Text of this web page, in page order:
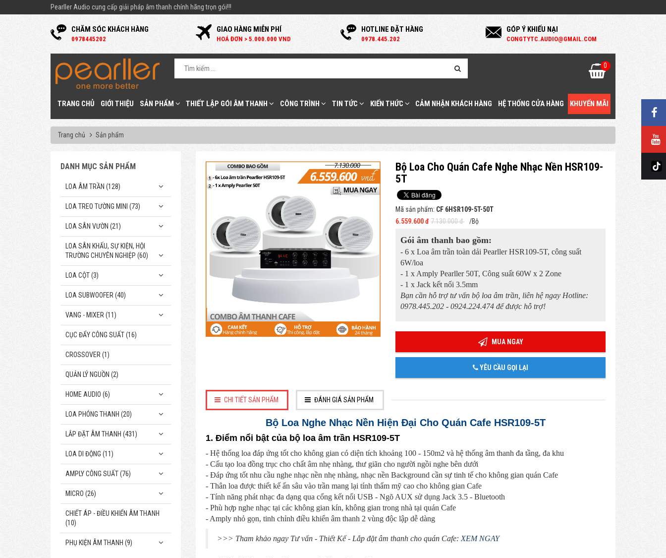
Pearller Audio cung cấp giải pháp âm thanh chính hãng trọn gói!!!
CHĂM SÓC KHÁCH HÀNG
0978445202
GIAO HÀNG MIỄN PHÍ
HOÁ ĐƠN > 5.000.000 VND
HOTLINE ĐẶT HÀNG
0978.445.202
GÓP Ý KHIẾU NẠI
CONGTYTC.AUDIO@GMAIL.COM
0
TRANG CHỦ GIỚI THIỆU SẢN PHẨM THIẾT LẬP GÓI ÂM THANH CÔNG TRÌNH TIN TỨC KIẾN THỨC CẢM NHẬN KHÁCH HÀNG HỆ THỐNG CỬA HÀNG KHUYẾN MÃI
Trang chủ Sản phẩm
Bộ Loa Cho Quán Cafe Nghe Nhạc Nền HSR109-
5T
Mã sản phẩm: CF 6HSR109-5T-50T
6.559.600 đ 7.130.000 đ /Bộ
Gói âm thanh bao gồm:
- 6 x Loa âm trần toàn dải Pearller HSR109-5T, công suất
6W/loa
- 1 x Amply Pearller 50T, Công suất 60W x 2 Zone
- 1 x Jack kết nối 3.5mm
Bạn cần hỗ trợ tư vấn bộ loa âm trần, liên hệ ngay Hotline:
0978.445.202 - 0924.224.474 để được hỗ trợ!
MUA NGAY
YÊU CẦU GỌI LẠI
CHI TIẾT SẢN PHẨM ĐÁNH GIÁ SẢN PHẨM
Bộ Loa Nghe Nhạc Nền Hiện Đại Cho Quán Cafe HSR109-5T
1. Điểm nổi bật của bộ loa âm trần HSR109-5T
- Hệ thống loa đáp ứng tốt cho không gian có diện tích khoảng 100 - 150m2 và hệ thống âm thanh đa tầng, đa khu
- Cấu tạo loa đồng trục cho chất âm nhẹ nhàng, thư giãn cho người ngồi nghe bên dưới
- Đáp ứng tốt nhu cầu nghe nhạc nền nhẹ nhàng, nhạc nền Background cần sự tinh tế cho không gian quán Cafe
- Thân loa được thiết kế ẩn sâu vào trần mang lại tính thẩm mỹ cao cho không gian Cafe
- Tính năng phát nhạc đa dạng qua cổng kết nối USB - Ngõ AUX sử dụng Jack 3.5 - Bluetooth
- Phù hợp nghe nhạc tại các không gian kín, không gian trong nhà tại quán Cafe
- Amply nhỏ gọn, tinh chỉnh điều khiển âm thanh 2 vùng độc lập dễ dàng
>>> Tham khảo ngay Tư vấn - Thiết Kế - Lắp đặt âm thanh cho quán Cafe: XEM NGAY
DANH MỤC SẢN PHẨM
LOA ÂM TRẦN (128)
LOA TREO TƯỜNG MINI (73)
LOA SÂN VƯỜN (21)
LOA SÂN KHẤU, SỰ KIỆN, HỘI
TRƯỜNG CHUYÊN NGHIỆP (60)
LOA CỘT (3)
LOA SUBWOOFER (40)
VANG - MIXER (11)
CỤC ĐẨY CÔNG SUẤT (16)
CROSSOVER (1)
QUẢN LÝ NGUỒN (2)
HOME AUDIO (6)
LOA PHÓNG THANH (20)
LẮP ĐẶT ÂM THANH (431)
LOA DI ĐỘNG (11)
AMPLY CÔNG SUẤT (76)
MICRO (26)
CHIẾT ÁP - ĐIỀU KHIỂN ÂM THANH
(10)
PHỤ KIỆN ÂM THANH (9)